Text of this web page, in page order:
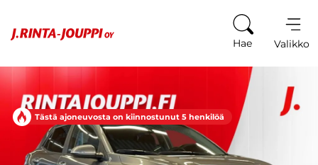
Hae Valikko
Tästä ajoneuvosta on kiinnostunut 5 henkilöä